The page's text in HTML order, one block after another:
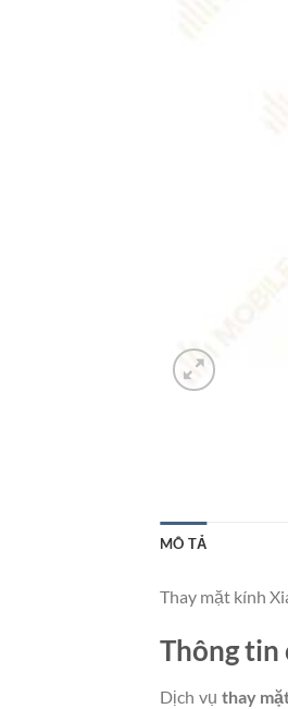
MÔ TẢ
Thay mặt kính
Thông tin
Dịch vụ thay